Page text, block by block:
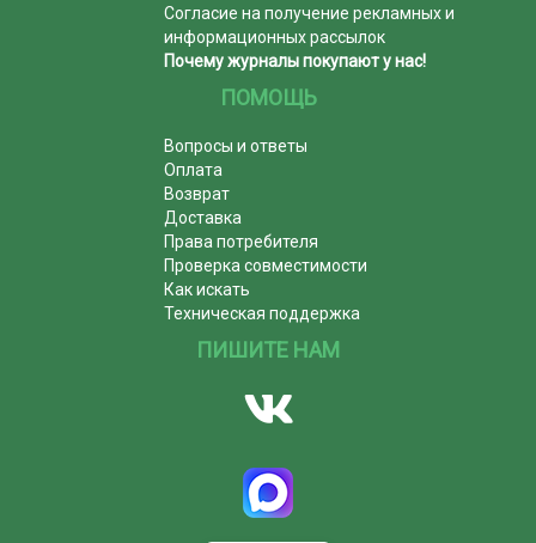
Согласие на получение рекламных и
информационных рассылок
Почему журналы покупают у нас!
ПОМОЩЬ
Вопросы и ответы
Оплата
Возврат
Доставка
Права потребителя
Проверка совместимости
Как искать
Техническая поддержка
ПИШИТЕ НАМ